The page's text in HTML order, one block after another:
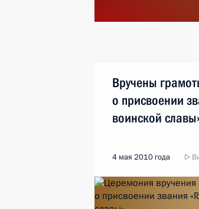
Вручены
о присвоении
воинской
4 мая 2010 года